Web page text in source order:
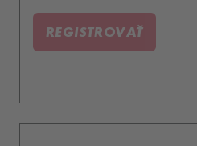
REGISTROVAŤ